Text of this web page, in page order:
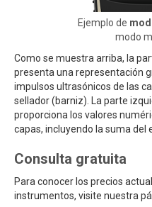
Ejemplo de
modo
Como se muestra arriba, la
presenta una representación
impulsos ultrasónicos de las
sellador (barniz). La parte
proporciona los valores
capas, incluyendo la suma del
Consulta gratuita
Para conocer los precios
instrumentos, visite nuestra